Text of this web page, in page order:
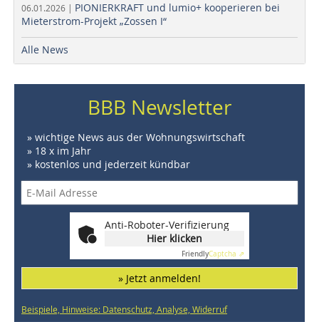
06.01.2026 | PIONIERKRAFT und lumio+ kooperieren bei
Mieterstrom-Projekt „Zossen I“
Alle News
BBB Newsletter
» wichtige News aus der Wohnungswirtschaft
» 18 x im Jahr
» kostenlos und jederzeit kündbar
Anti-Roboter-Verifizierung
Hier klicken
FriendlyCaptcha ⇗
» Jetzt anmelden!
Beispiele, Hinweise: Datenschutz, Analyse, Widerruf